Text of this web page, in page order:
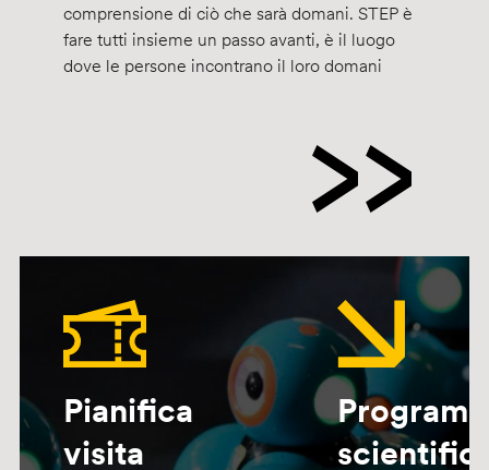
comprensione di ciò che sarà domani. STEP è
fare tutti insieme un passo avanti, è il luogo
dove le persone incontrano il loro domani
Pianifica
visita